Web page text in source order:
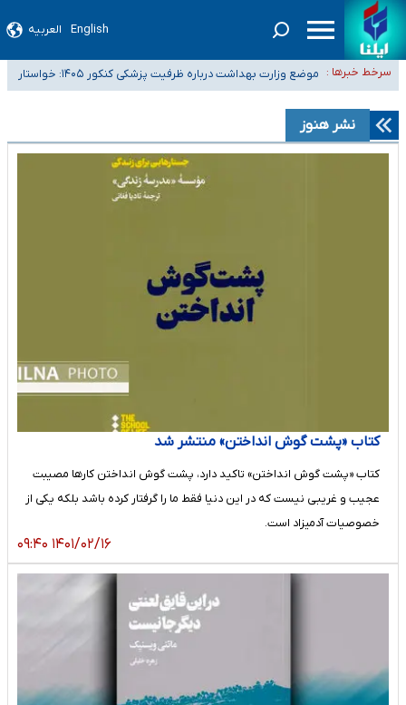
English العربیه
سرخط خبرها :
۴۰ تا ۵۰ روز گرمای نسبی در پیش داریم/ دمای تهران به ۳۸ درجه می‌رسد
موضع وزارت بهداشت درباره ظرفیت پزشکی کنکور ۱۴۰۵: خواستار
اصلاح ظرفیت‌ها هستیم، اما هنوز پاسخ مشخصی نگرفته‌ایم
تعویق آزمون ورودی دکترای تخصصی فرماندهی صحنه عملیات و دکترای
تخصصی جغرافیای نظامی دافوس آجا
خبرنگاران راویان حقیقت با دغدغه نان، مسکن و بیمه
آخرین وضعیت شیوع عفونت‌های تنفسی در کشور/ خوزستان و کرمان بالاتر از
نشر هنوز
کتاب «پشت گوش انداختن» منتشر شد
کتاب «پشت گوش انداختن» تاکید دارد، پشت گوش انداختن کارها مصیبت
عجیب و غریبی نیست که در این دنیا فقط ما را گرفتار کرده باشد بلکه یکی از
خصوصیات آدمیزاد است.
۱۴۰۱/۰۲/۱۶ ۰۹:۴۰